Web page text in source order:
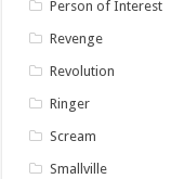
Person of Interest
Revenge
Revolution
Ringer
Scream
Smallville